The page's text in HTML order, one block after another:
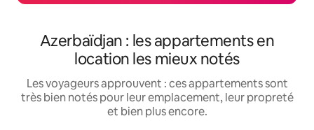
Azerbaïdjan : les appartements en
location les mieux notés
Les voyageurs approuvent : ces appartements sont
très bien notés pour leur emplacement, leur propreté
et bien plus encore.